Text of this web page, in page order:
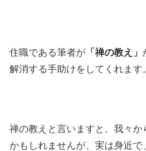
住職である筆者が 「禅の教え」
解消する手助けをしてくれます
禅の教えと言いますと、我々
かもしれませんが、実は身近で